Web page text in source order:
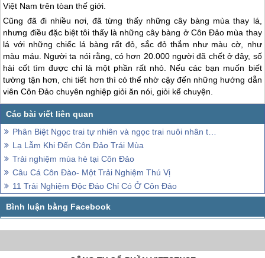
Việt Nam trên tòan thế giới.
Cũng đã đi nhiều nơi, đã từng thấy những cây bàng mùa thay lá,
nhưng điều đặc biệt tôi thấy là những cây bàng ở Côn Đảo mùa thay
lá với những chiếc lá bàng rất đỏ, sắc đỏ thắm như màu cờ, như
màu máu. Người ta nói rằng, có hơn 20.000 người đã chết ở đây, số
hài cốt tìm được chỉ là một phần rất nhỏ. Nếu các bạn muốn biết
tường tận hơn, chi tiết hơn thì có thể nhờ cậy đến những hướng dẫn
viênCôn Đảo chuyên nghiệp giỏi ăn nói, giỏi kể chuyện.
Phân Biệt Ngọc trai tự nhiên và ngọc trai nuôi nhân tạo
Lạ Lẫm Khi Đến Côn Đảo Trái Mùa
Trải nghiệm mùa hè tại Côn Đảo
Câu Cá Côn Đào- Một Trải Nghiệm Thú Vị
11 Trải Nghiệm Độc Đáo Chỉ Có Ở Côn Đảo